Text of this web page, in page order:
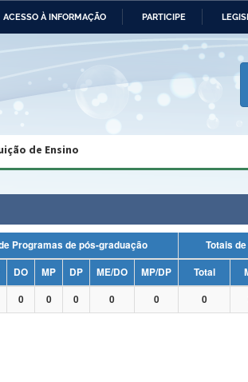
ACESSO À INFORMAÇÃO PARTICIPE
das Relações Ministério da Economia
e dos Direitos Humanos
do Brasil Planalto
de Ensino
Total de Programas de pós-graduação
Totais
DO MP DP ME/DO MP/DP Total
0 0 0 0 0 0